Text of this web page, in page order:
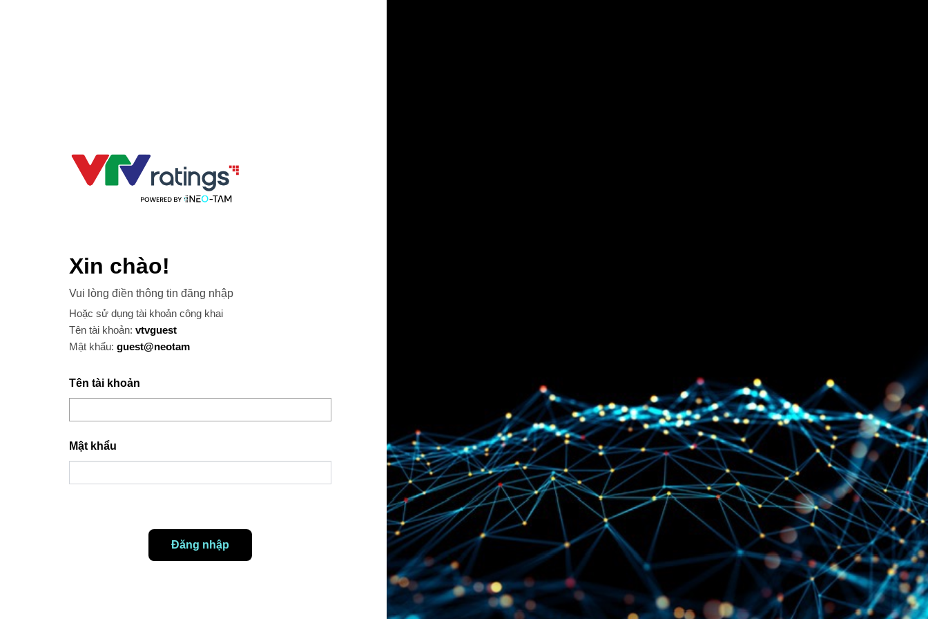
Xin chào!
Vui lòng điền thông tin đăng nhập
Hoặc sử dụng tài khoản công khai
Tên tài khoản: vtvguest
Mật khẩu: guest@neotam
Tên tài khoản
Mật khẩu